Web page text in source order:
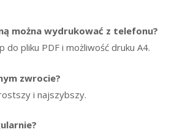
można wydrukować z telefonu?
pliku PDF i możliwość druku A4.
zwrocie?
i najszybszy.